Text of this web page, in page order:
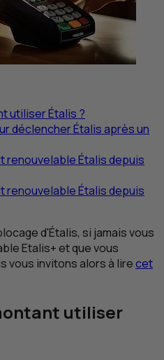
utiliser Étalis ?
déclencher Étalis après un
renouvelable Étalis depuis
renouvelable Étalis depuis
d'Étalis, si jamais vous
Etalis+ et que vous
vous invitons alors à lirecet
utiliser